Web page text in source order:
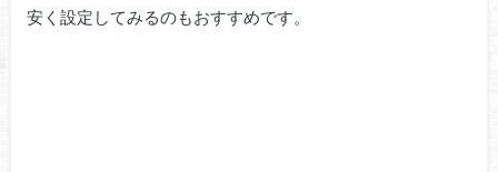
安く設定してみるのもおすすめです。